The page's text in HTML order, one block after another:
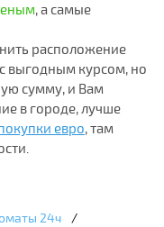
, а самые
расположение
выгодным курсом, но
сумму, и Вам
в городе, лучше
евро, там
24ч
/